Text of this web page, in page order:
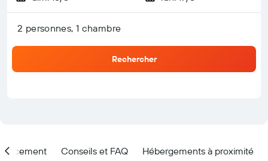
2 personnes, 1 chambre
Rechercher
Conseils et FAQ Hébergements à proximité